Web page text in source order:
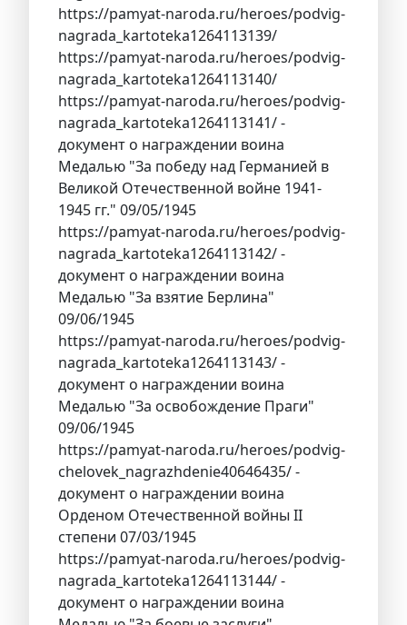
https://pamyat-naroda.ru/heroes/podvig-
nagrada_kartoteka1264113139/
https://pamyat-naroda.ru/heroes/podvig-
nagrada_kartoteka1264113140/
https://pamyat-naroda.ru/heroes/podvig-
nagrada_kartoteka1264113141/ -
документ о награждении воина
Медалью "За победу над Германией в
Великой Отечественной войне 1941-
1945 гг." 09/05/1945
https://pamyat-naroda.ru/heroes/podvig-
nagrada_kartoteka1264113142/ -
документ о награждении воина
Медалью "За взятие Берлина"
09/06/1945
https://pamyat-naroda.ru/heroes/podvig-
nagrada_kartoteka1264113143/ -
документ о награждении воина
Медалью "За освобождение Праги"
09/06/1945
https://pamyat-naroda.ru/heroes/podvig-
chelovek_nagrazhdenie40646435/ -
документ о награждении воина
Орденом Отечественной войны II
степени 07/03/1945
https://pamyat-naroda.ru/heroes/podvig-
nagrada_kartoteka1264113144/ -
документ о награждении воина